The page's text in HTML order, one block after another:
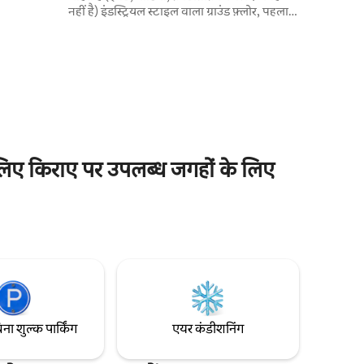
नहीं है) इंडस्ट्रियल स्टाइल वाला ग्राउंड फ़्लोर, पहला
किराए पर उपलब्ध जगहों के लिए
शुल्क पार्किंग एयर कंडीशनिंग